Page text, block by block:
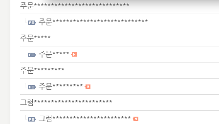
주문****************************
주문****************************
주문*****
주문*****
주문*********
주문*********
그럼***********************
그럼***********************